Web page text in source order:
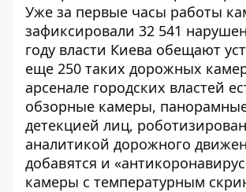
Уже за первые часы работы
зафиксировали 32 541
году власти Киева обещают
еще 250 таких дорожных
арсенале городских властей
обзорные камеры,
детекцией лиц,
аналитикой дорожного
добавятся и
камеры с температурным